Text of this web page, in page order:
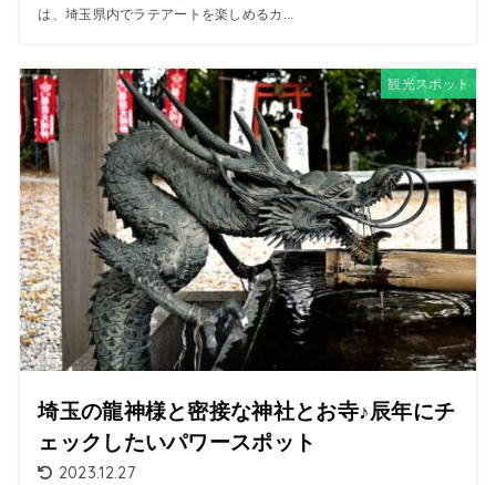
は、埼玉県内でラテアートを楽しめるカ...
観光スポット
埼玉の龍神様と密接な神社とお寺♪辰年にチ
ェックしたいパワースポット
2023.12.27